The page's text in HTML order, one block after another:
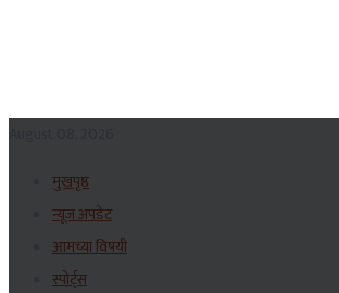
मुखपृष्ठ
न्यूज अपडेट
आमच्या विषयी
स्पोर्ट्स